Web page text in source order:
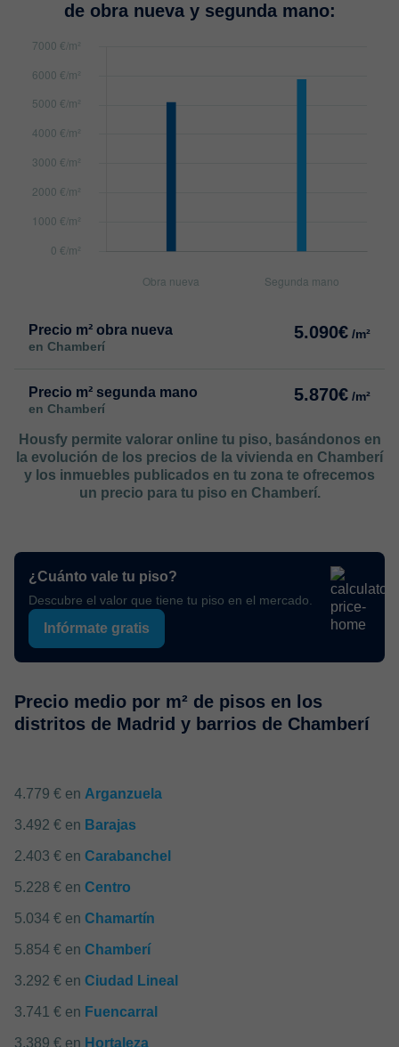
de obra nueva y segunda mano:
Precio m² obra nueva
en Chamberí
5.090€ /m²
Precio m² segunda mano
en Chamberí
5.870€ /m²
Housfy permite valorar online tu piso, basándonos en
la evolución de los precios de la vivienda en Chamberí
y los inmuebles publicados en tu zona te ofrecemos
un precio para tu piso en Chamberí.
¿Cuánto vale tu piso?
Descubre el valor que tiene tu piso en el mercado.
Infórmate gratis
Precio medio por m² de pisos en los
distritos de Madrid y barrios de Chamberí
4.779 € en Arganzuela
3.492 € en Barajas
2.403 € en Carabanchel
5.228 € en Centro
5.034 € en Chamartín
5.854 € en Chamberí
3.292 € en Ciudad Lineal
3.741 € en Fuencarral
3.389 € en Hortaleza